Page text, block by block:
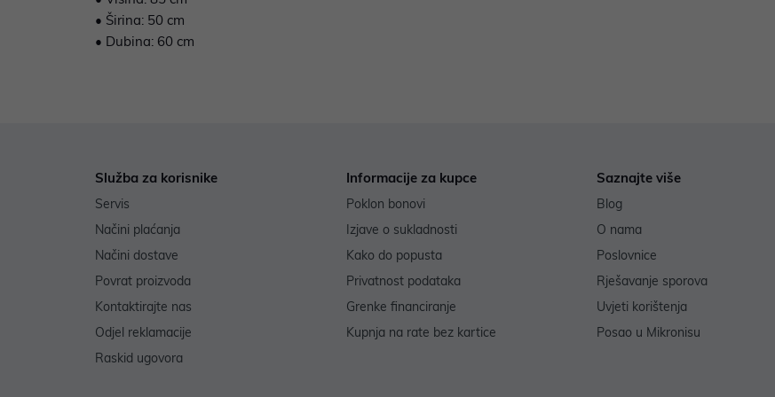
• Širina: 50 cm
• Dubina: 60 cm
Služba za korisnike
Servis
Načini plaćanja
Načini dostave
Povrat proizvoda
Kontaktirajte nas
Odjel reklamacije
Raskid ugovora
Informacije za kupce
Poklon bonovi
Izjave o sukladnosti
Kako do popusta
Privatnost podataka
Grenke financiranje
Kupnja na rate bez kartice
Saznajte više
Blog
O nama
Poslovnice
Rješavanje sporova
Uvjeti korištenja
Posao u Mikronisu